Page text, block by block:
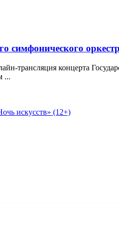
симфонического
трансляция концерта
...